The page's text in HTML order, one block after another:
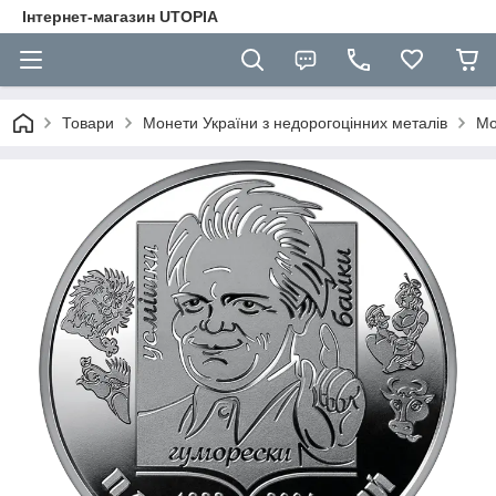
Інтернет-магазин UTOPIA
Товари Монети України з недорогоцінних металів